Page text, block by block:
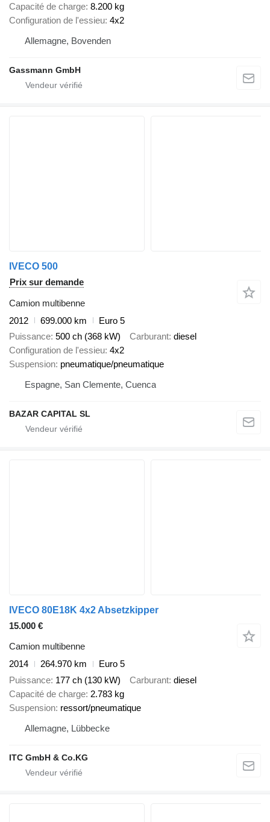
Capacité de charge 8.200 kg
Configuration de l'essieu 4x2
Allemagne, Bovenden
Gassmann GmbH
IVECO 500
Prix sur demande
Camion multibenne
2012
699.000 km
Euro 5
Puissance 500 ch (368 kW) Carburant diesel
Configuration de l'essieu 4x2
Suspension pneumatique/pneumatique
Espagne, San Clemente, Cuenca
BAZAR CAPITAL SL
IVECO 80E18K 4x2 Absetzkipper
15.000 €
Camion multibenne
2014
264.970 km
Euro 5
Puissance 177 ch (130 kW) Carburant diesel
Capacité de charge 2.783 kg
Suspension ressort/pneumatique
Allemagne, Lübbecke
ITC GmbH & Co.KG